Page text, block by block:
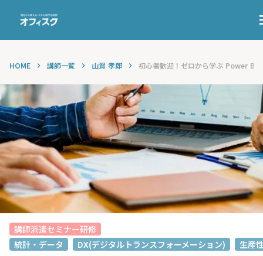
HOME keyboard_arrow_right 講師一覧 keyboard_arrow_right 山賀 孝郎 keyboard_arrow_right 初心者歓迎！ゼロから学ぶ Power BI
講師派遣セミナー研修
統計・データ
DX(デジタルトランスフォーメーション) 生産